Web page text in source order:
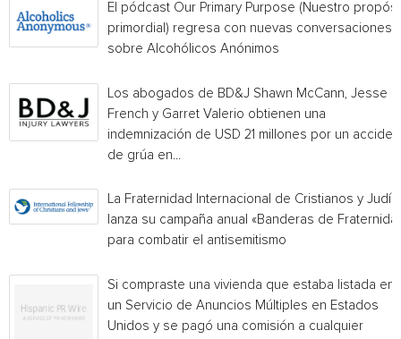
El pódcast Our Primary Purpose (Nuestro
primordial) regresa con nuevas conversaciones
sobre Alcohólicos Anónimos
Los abogados de BD&J Shawn McCann, Jesse
French y Garret Valerio obtienen una
indemnización de USD 21 millones por un
de grúa en...
La Fraternidad Internacional de Cristianos y
lanza su campaña anual «Banderas de
para combatir el antisemitismo
Si compraste una vivienda que estaba listada en
un Servicio de Anuncios Múltiples en Estados
Unidos y se pagó una comisión a cualquier